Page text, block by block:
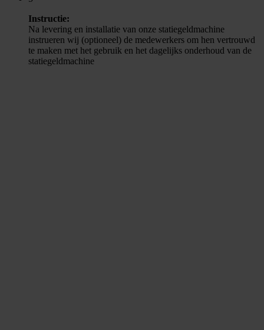
Instructie:
Na levering en installatie van onze statiegeldmachine
instrueren wij (optioneel) de medewerkers om hen vertrouwd
te maken met het gebruik en het dagelijks onderhoud van de
statiegeldmachine